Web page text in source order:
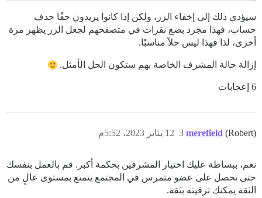
سيؤدي ذلك إلى إخفاء الزر، ولكن إذا كانوا يريدون حقًا حذف
حساب، فهذا مجرد بضع نقرات في متصفحهم لجعل الزر يظهر مرة
أخرى، لذا فهذا ليس حلاً مناسبًا.
إزالة حالة المشرف الخاصة بهم ستكون الحل الأمثل.
6 إعجابات
merefield (Robert) 12 يناير 2023، 5:52م 3
نعم، ببساطة عليك اختيار المشرفين بحكمة أكبر. قم بالعمل بنفسك
حتى تحصل على عضو متمرس في المجتمع يتمتع بمستوى عالٍ من
الثقة يمكنك ترقيته بثقة.